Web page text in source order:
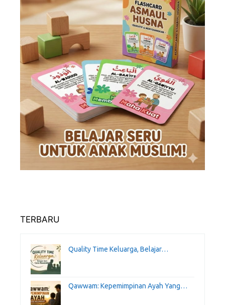
TERBARU
Quality Time Keluarga, Belajar…
Qawwam: Kepemimpinan Ayah Yang…